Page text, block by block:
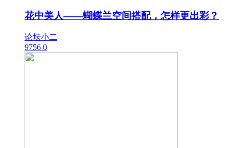
花中美人——蝴蝶兰空间搭配，怎样更出彩？
论坛小二
9756 0